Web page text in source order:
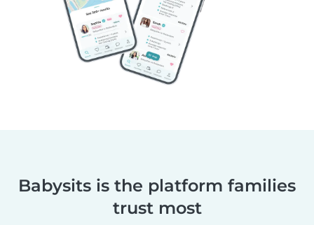
Babysits is the platform families
trust most